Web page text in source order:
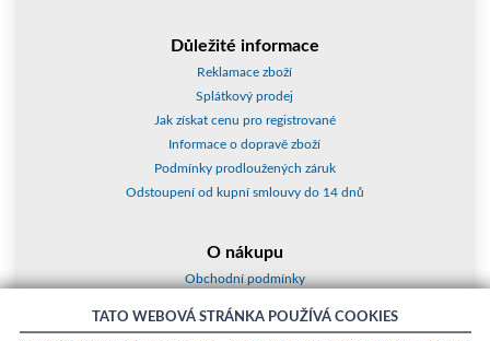
Důležité informace
Reklamace zboží
Splátkový prodej
Jak získat cenu pro registrované
Informace o dopravě zboží
Podmínky prodloužených záruk
Odstoupení od kupní smlouvy do 14 dnů
O nákupu
Obchodní podmínky
TATO WEBOVÁ STRÁNKA POUŽÍVÁ COOKIES